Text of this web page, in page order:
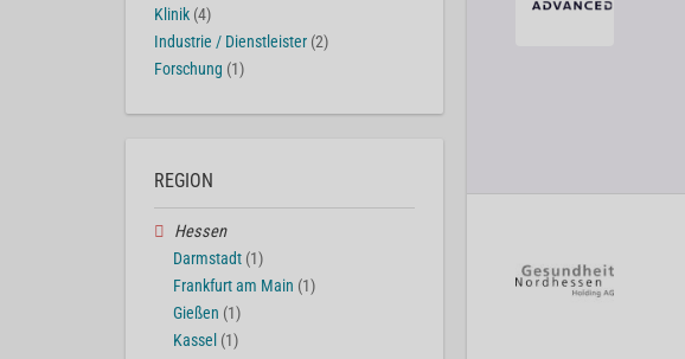
Klinik (4)
Industrie / Dienstleister (2)
Forschung (1)
REGION
Hessen
Darmstadt (1)
Frankfurt am Main (1)
Gießen (1)
Kassel (1)